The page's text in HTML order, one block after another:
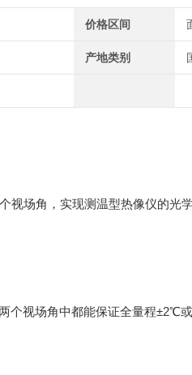
价格区间
产地类别
视场角，实现测温型热像仪的光
个视场角中都能保证全量程±2℃或